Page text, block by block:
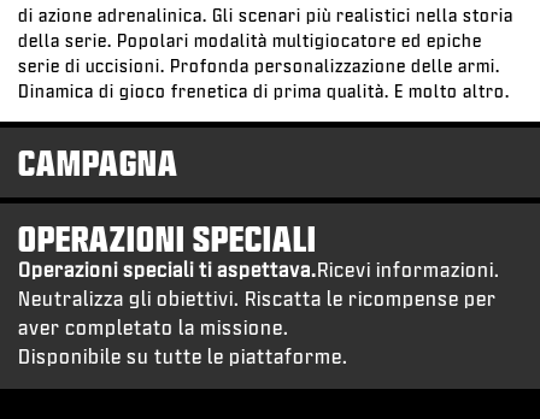
di azione adrenalinica. Gli scenari più realistici nella storia
della serie. Popolari modalità multigiocatore ed epiche
serie di uccisioni. Profonda personalizzazione delle armi.
Dinamica di gioco frenetica di prima qualità. E molto altro.
CAMPAGNA
OPERAZIONI SPECIALI
Operazioni speciali ti aspettava.Ricevi informazioni.
Neutralizza gli obiettivi. Riscatta le ricompense per
aver completato la missione.
Disponibile su tutte le piattaforme.